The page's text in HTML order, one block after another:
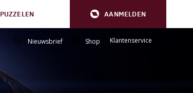
PUZZELEN AANMELDEN
Nieuwsbrief Shop Klantenservice